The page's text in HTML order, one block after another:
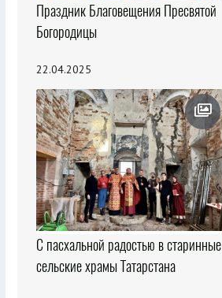
Праздник Благовещения Пресвятой
Богородицы
22.04.2025
С пасхальной радостью в старинные
сельские храмы Татарстана